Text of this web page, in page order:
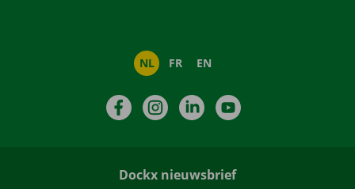
NL FR EN
FacebookInstagramLinkedIn
Dockx nieuwsbrief